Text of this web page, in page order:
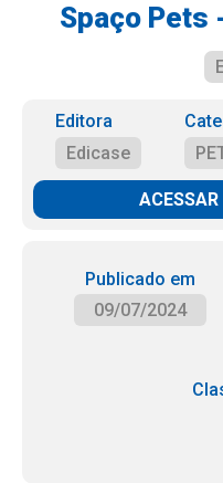
Spaço Pets
Editora
Edicase
Publicado em
09/07/2024